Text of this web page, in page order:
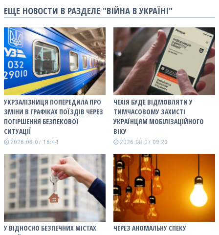
ЕЩЕ НОВОСТИ В РАЗДЕЛЕ "ВІЙНА В УКРАЇНІ"
УКРЗАЛІЗНИЦЯ ПОПЕРЕДИЛА ПРО
ЗМІНИ В ГРАФІКАХ ПОЇЗДІВ ЧЕРЕЗ
ПОГІРШЕННЯ БЕЗПЕКОВОЇ
СИТУАЦІЇ
2026-08-07 16:44
ЧЕХІЯ БУДЕ ВІДМОВЛЯТИ У
ТИМЧАСОВОМУ ЗАХИСТІ
УКРАЇНЦЯМ МОБІЛІЗАЦІЙНОГО
ВІКУ
2026-08-07 09:29
У ВІДНОСНО БЕЗПЕЧНИХ МІСТАХ
ЧЕРЕЗ АНОМАЛЬНУ СПЕКУ